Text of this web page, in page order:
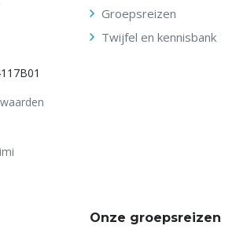
Groepsreizen
Twijfel en kennisbank
Onze groepsreizen